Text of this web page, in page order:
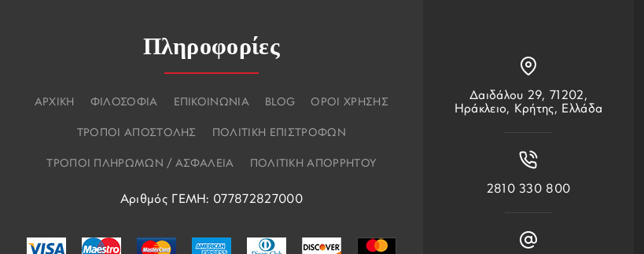
Πληροφορίες
ΑΡΧΙΚΗ ΦΙΛΟΣΟΦΙΑ ΕΠΙΚΟΙΝΩΝΙΑ BLOG ΟΡΟΙ ΧΡΗΣΗΣ
ΤΡΟΠΟΙ ΑΠΟΣΤΟΛΗΣ ΠΟΛΙΤΙΚΗ ΕΠΙΣΤΡΟΦΩΝ
ΤΡΟΠΟΙ ΠΛΗΡΩΜΩΝ / ΑΣΦΑΛΕΙΑ ΠΟΛΙΤΙΚΗ ΑΠΟΡΡΗΤΟΥ
Αριθμός ΓΕΜΗ: 077872827000
Δαιδάλου 29, 71202,
Ηράκλειο, Κρήτης, Ελλάδα
2810 330 800